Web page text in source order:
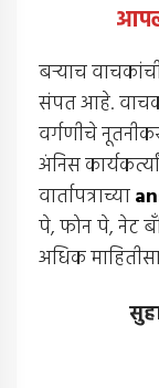
बर्‍याच
संपत आहे.
वर्गणीचे
अंनिस
वार्तापत्राच्या
पे, फोन पे, नेट
अधिक